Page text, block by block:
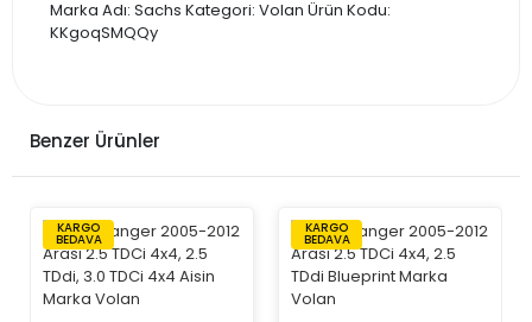
Marka Adı: Sachs Kategori: Volan Ürün Kodu:
KKgoqSMQQy
Benzer Ürünler
KARGO
BEDAVA
KARGO
BEDAVA